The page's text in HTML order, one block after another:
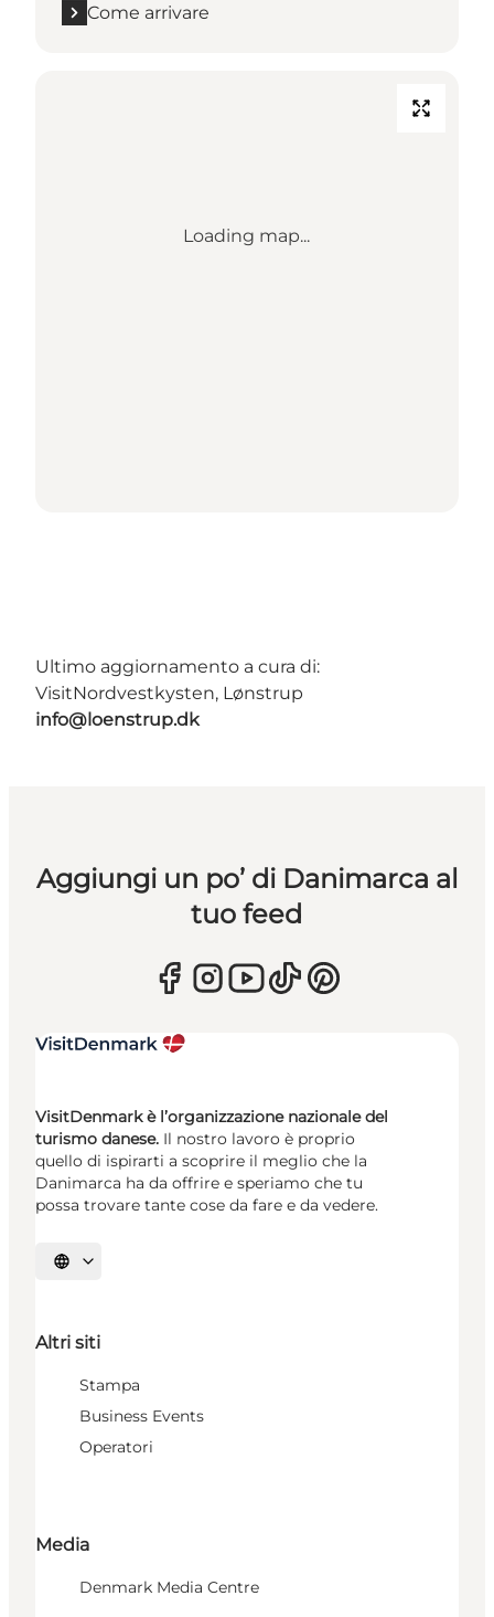
Come arrivare
Loading map...
Ultimo aggiornamento a cura di:
VisitNordvestkysten, Lønstrup
info@loenstrup.dk
Aggiungi un po’ di Danimarca al
tuo feed
VisitDenmark è l’organizzazione nazionale del
turismo danese. Il nostro lavoro è proprio
quello di ispirarti a scoprire il meglio che la
Danimarca ha da offrire e speriamo che tu
possa trovare tante cose da fare e da vedere.
Seleziona la lingua
Altri siti
Stampa
Business Events
Operatori
Media
Denmark Media Centre